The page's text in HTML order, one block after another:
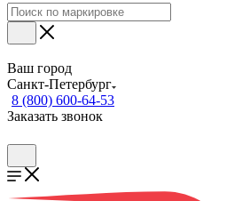
Ваш город
Санкт-Петербург
8 (800) 600-64-53
Заказать звонок